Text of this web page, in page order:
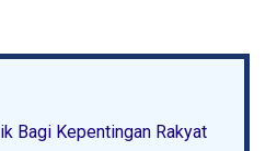
Bagi Kepentingan Rakyat